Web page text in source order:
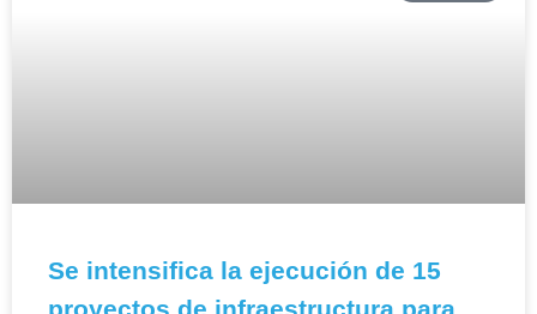
Se intensifica la ejecución de 15